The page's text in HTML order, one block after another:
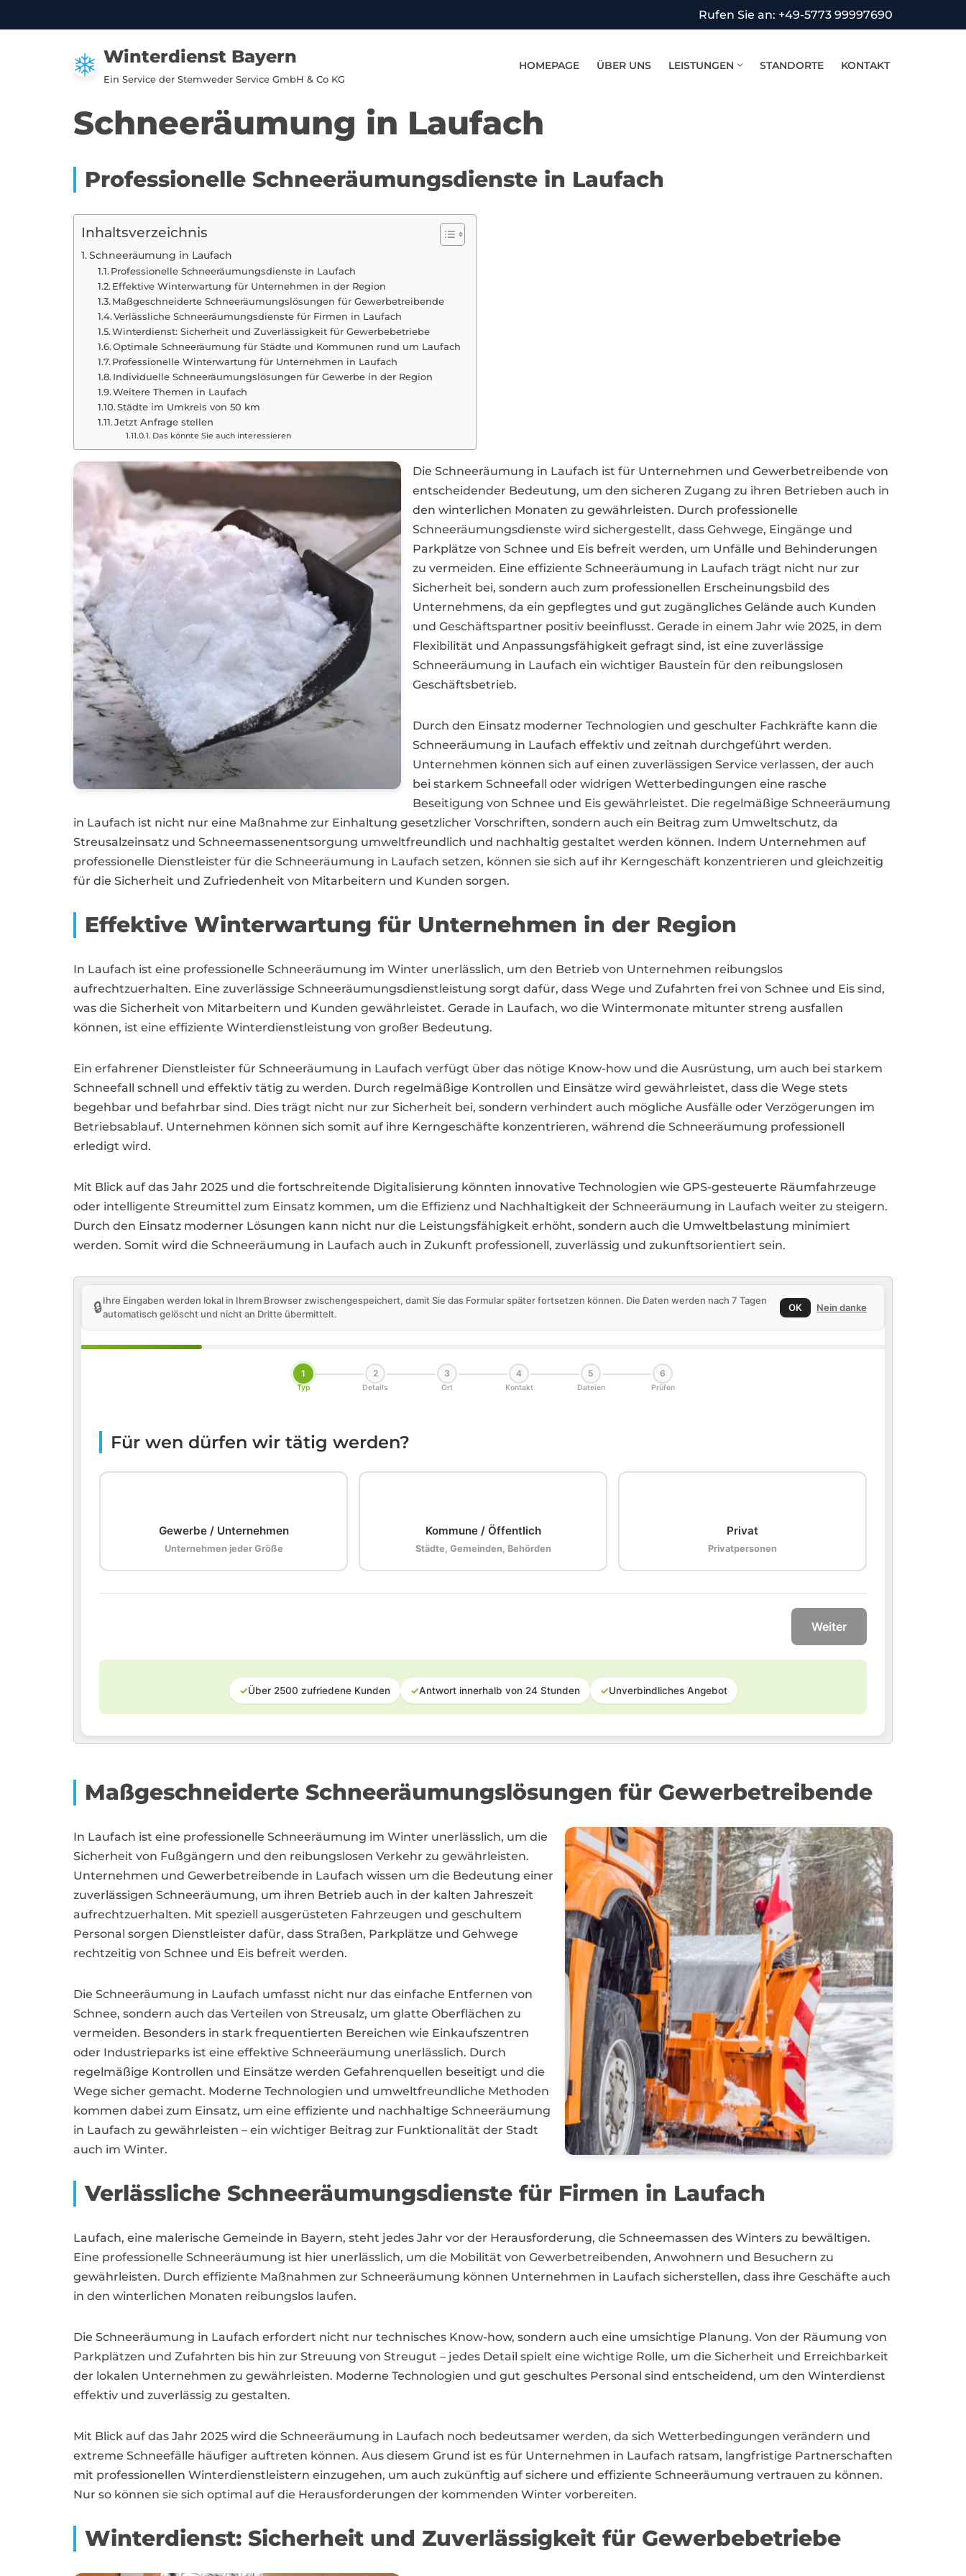
Rufen Sie an: +49-5773 99997690
Winterdienst Bayern
Ein Service der Stemweder Service GmbH & Co KG
HOMEPAGE ÜBER UNS LEISTUNGEN STANDORTE KONTAKT
Schneeräumung in Laufach
Professionelle Schneeräumungsdienste in Laufach
Inhaltsverzeichnis
Schneeräumung in Laufach
Professionelle Schneeräumungsdienste in Laufach
Effektive Winterwartung für Unternehmen in der Region
Maßgeschneiderte Schneeräumungslösungen für Gewerbetreibende
Verlässliche Schneeräumungsdienste für Firmen in Laufach
Winterdienst: Sicherheit und Zuverlässigkeit für Gewerbebetriebe
Optimale Schneeräumung für Städte und Kommunen rund um Laufach
Professionelle Winterwartung für Unternehmen in Laufach
Individuelle Schneeräumungslösungen für Gewerbe in der Region
Weitere Themen in Laufach
Städte im Umkreis von 50 km
Jetzt Anfrage stellen
Das könnte Sie auch interessieren
Die Schneeräumung in Laufach ist für Unternehmen und Gewerbetreibende von
entscheidender Bedeutung, um den sicheren Zugang zu ihren Betrieben auch in
den winterlichen Monaten zu gewährleisten. Durch professionelle
Schneeräumungsdienste wird sichergestellt, dass Gehwege, Eingänge und
Parkplätze von Schnee und Eis befreit werden, um Unfälle und Behinderungen
zu vermeiden. Eine effiziente Schneeräumung in Laufach trägt nicht nur zur
Sicherheit bei, sondern auch zum professionellen Erscheinungsbild des
Unternehmens, da ein gepflegtes und gut zugängliches Gelände auch Kunden
und Geschäftspartner positiv beeinflusst. Gerade in einem Jahr wie 2025, in dem
Flexibilität und Anpassungsfähigkeit gefragt sind, ist eine zuverlässige
Schneeräumung in Laufach ein wichtiger Baustein für den reibungslosen
Geschäftsbetrieb.
Durch den Einsatz moderner Technologien und geschulter Fachkräfte kann die
Schneeräumung in Laufach effektiv und zeitnah durchgeführt werden.
Unternehmen können sich auf einen zuverlässigen Service verlassen, der auch
bei starkem Schneefall oder widrigen Wetterbedingungen eine rasche
Beseitigung von Schnee und Eis gewährleistet. Die regelmäßige Schneeräumung
in Laufach ist nicht nur eine Maßnahme zur Einhaltung gesetzlicher Vorschriften, sondern auch ein Beitrag zum Umweltschutz, da
Streusalzeinsatz und Schneemassenentsorgung umweltfreundlich und nachhaltig gestaltet werden können. Indem Unternehmen auf
professionelle Dienstleister für die Schneeräumung in Laufach setzen, können sie sich auf ihr Kerngeschäft konzentrieren und gleichzeitig
für die Sicherheit und Zufriedenheit von Mitarbeitern und Kunden sorgen.
Effektive Winterwartung für Unternehmen in der Region
In Laufach ist eine professionelle Schneeräumung im Winter unerlässlich, um den Betrieb von Unternehmen reibungslos
aufrechtzuerhalten. Eine zuverlässige Schneeräumungsdienstleistung sorgt dafür, dass Wege und Zufahrten frei von Schnee und Eis sind,
was die Sicherheit von Mitarbeitern und Kunden gewährleistet. Gerade in Laufach, wo die Wintermonate mitunter streng ausfallen
können, ist eine effiziente Winterdienstleistung von großer Bedeutung.
Ein erfahrener Dienstleister für Schneeräumung in Laufach verfügt über das nötige Know-how und die Ausrüstung, um auch bei starkem
Schneefall schnell und effektiv tätig zu werden. Durch regelmäßige Kontrollen und Einsätze wird gewährleistet, dass die Wege stets
begehbar und befahrbar sind. Dies trägt nicht nur zur Sicherheit bei, sondern verhindert auch mögliche Ausfälle oder Verzögerungen im
Betriebsablauf. Unternehmen können sich somit auf ihre Kerngeschäfte konzentrieren, während die Schneeräumung professionell
erledigt wird.
Mit Blick auf das Jahr 2025 und die fortschreitende Digitalisierung könnten innovative Technologien wie GPS-gesteuerte Räumfahrzeuge
oder intelligente Streumittel zum Einsatz kommen, um die Effizienz und Nachhaltigkeit der Schneeräumung in Laufach weiter zu steigern.
Durch den Einsatz moderner Lösungen kann nicht nur die Leistungsfähigkeit erhöht, sondern auch die Umweltbelastung minimiert
werden. Somit wird die Schneeräumung in Laufach auch in Zukunft professionell, zuverlässig und zukunftsorientiert sein.
🔒Ihre Eingaben werden lokal in Ihrem Browser zwischengespeichert, damit Sie das Formular später fortsetzen können. Die Daten werden nach 7 Tagen
automatisch gelöscht und nicht an Dritte übermittelt.
OK Nein danke
1
Typ
2
Details
3
Ort
4
Kontakt
5
Dateien
6
Prüfen
Für wen dürfen wir tätig werden?
Gewerbe / Unternehmen
Unternehmen jeder Größe
Kommune / Öffentlich
Städte, Gemeinden, Behörden
Privat
Privatpersonen
Weiter
✓Über 2500 zufriedene Kunden ✓Antwort innerhalb von 24 Stunden ✓Unverbindliches Angebot
Maßgeschneiderte Schneeräumungslösungen für Gewerbetreibende
In Laufach ist eine professionelle Schneeräumung im Winter unerlässlich, um die
Sicherheit von Fußgängern und den reibungslosen Verkehr zu gewährleisten.
Unternehmen und Gewerbetreibende in Laufach wissen um die Bedeutung einer
zuverlässigen Schneeräumung, um ihren Betrieb auch in der kalten Jahreszeit
aufrechtzuerhalten. Mit speziell ausgerüsteten Fahrzeugen und geschultem
Personal sorgen Dienstleister dafür, dass Straßen, Parkplätze und Gehwege
rechtzeitig von Schnee und Eis befreit werden.
Die Schneeräumung in Laufach umfasst nicht nur das einfache Entfernen von
Schnee, sondern auch das Verteilen von Streusalz, um glatte Oberflächen zu
vermeiden. Besonders in stark frequentierten Bereichen wie Einkaufszentren
oder Industrieparks ist eine effektive Schneeräumung unerlässlich. Durch
regelmäßige Kontrollen und Einsätze werden Gefahrenquellen beseitigt und die
Wege sicher gemacht. Moderne Technologien und umweltfreundliche Methoden
kommen dabei zum Einsatz, um eine effiziente und nachhaltige Schneeräumung
in Laufach zu gewährleisten – ein wichtiger Beitrag zur Funktionalität der Stadt
auch im Winter.
Verlässliche Schneeräumungsdienste für Firmen in Laufach
Laufach, eine malerische Gemeinde in Bayern, steht jedes Jahr vor der Herausforderung, die Schneemassen des Winters zu bewältigen.
Eine professionelle Schneeräumung ist hier unerlässlich, um die Mobilität von Gewerbetreibenden, Anwohnern und Besuchern zu
gewährleisten. Durch effiziente Maßnahmen zur Schneeräumung können Unternehmen in Laufach sicherstellen, dass ihre Geschäfte auch
in den winterlichen Monaten reibungslos laufen.
Die Schneeräumung in Laufach erfordert nicht nur technisches Know-how, sondern auch eine umsichtige Planung. Von der Räumung von
Parkplätzen und Zufahrten bis hin zur Streuung von Streugut – jedes Detail spielt eine wichtige Rolle, um die Sicherheit und Erreichbarkeit
der lokalen Unternehmen zu gewährleisten. Moderne Technologien und gut geschultes Personal sind entscheidend, um den Winterdienst
effektiv und zuverlässig zu gestalten.
Mit Blick auf das Jahr 2025 wird die Schneeräumung in Laufach noch bedeutsamer werden, da sich Wetterbedingungen verändern und
extreme Schneefälle häufiger auftreten können. Aus diesem Grund ist es für Unternehmen in Laufach ratsam, langfristige Partnerschaften
mit professionellen Winterdienstleistern einzugehen, um auch zukünftig auf sichere und effiziente Schneeräumung vertrauen zu können.
Nur so können sie sich optimal auf die Herausforderungen der kommenden Winter vorbereiten.
Winterdienst: Sicherheit und Zuverlässigkeit für Gewerbebetriebe